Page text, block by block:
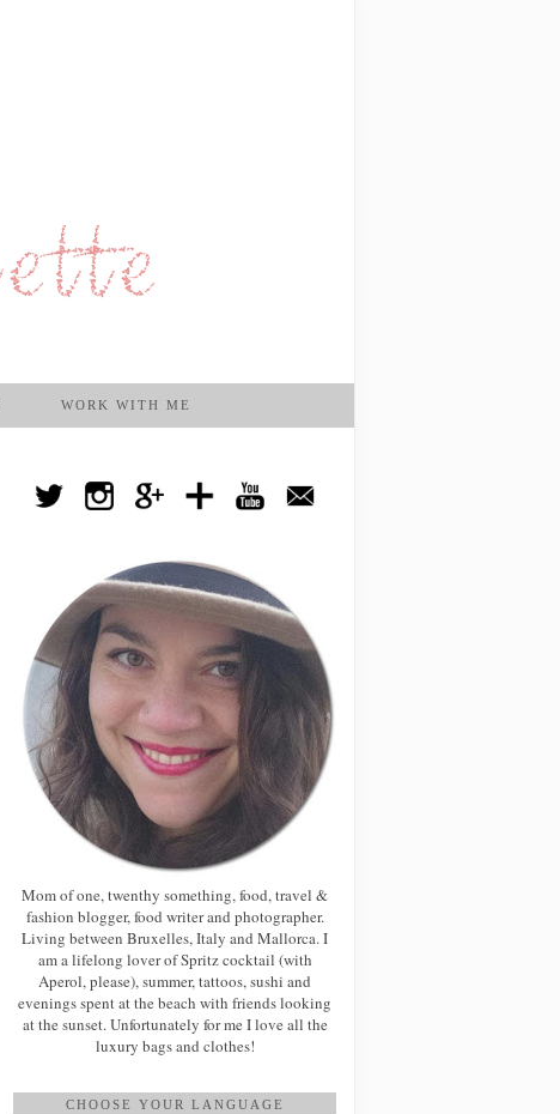
WORK WITH ME
Mom of one, twenthy something, food, travel &
fashion blogger, food writer and photographer.
Living between Bruxelles, Italy and Mallorca. I
am a lifelong lover of Spritz cocktail (with
Aperol, please), summer, tattoos, sushi and
evenings spent at the beach with friends looking
at the sunset. Unfortunately for me I love all the
luxury bags and clothes!
CHOOSE YOUR LANGUAGE